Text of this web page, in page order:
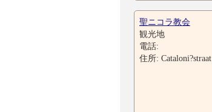
聖ニコラ教会
観光地
電話:
住所: Cataloni?straat